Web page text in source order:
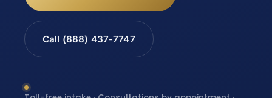
Call (888) 437-7747